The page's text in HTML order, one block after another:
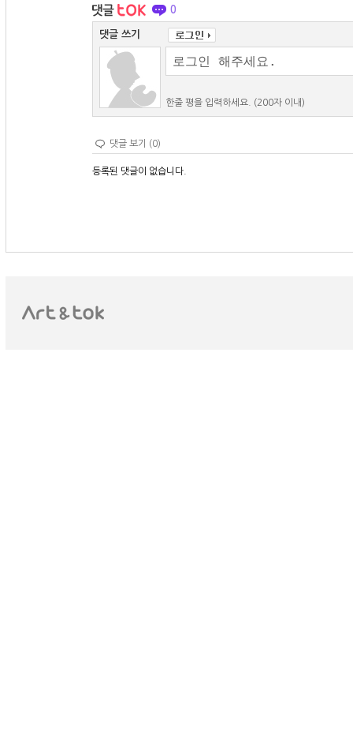
0
댓글 쓰기
한줄 평을 입력하세요. (200자 이내)
댓글 보기 (0)
등록된 댓글이 없습니다.